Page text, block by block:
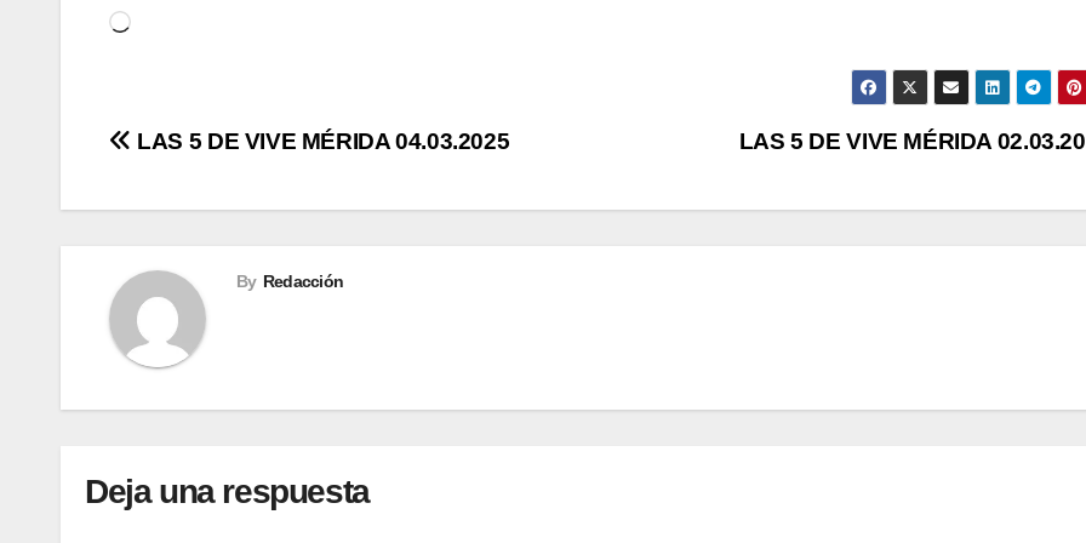
Cargando...
Navegación
de
LAS 5 DE VIVE MÉRIDA
LAS 5 DE VIVE MÉRIDA 04.03.2025
By Redacción
Deja una respuesta